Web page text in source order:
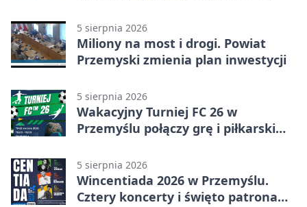
5 sierpnia 2026
Miliony na most i drogi. Powiat
Przemyski zmienia plan inwestycji
5 sierpnia 2026
Wakacyjny Turniej FC 26 w
Przemyślu połączy grę i piłkarski
5 sierpnia 2026
Wincentiada 2026 w Przemyślu.
Cztery koncerty i święto patrona